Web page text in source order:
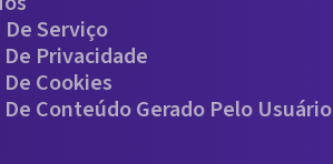
Serviço
Privacidade
Cookies
Conteúdo Gerado Pelo Usuário